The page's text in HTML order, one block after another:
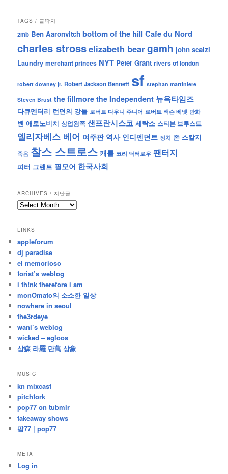
TAGS / 글딱지
2mb Ben Aaronvitch bottom of the hill Cafe du Nord
charles strosselizabeth beargamh john scalzi
Laundry merchant princes NYT Peter Grant rivers of london
robert downey jr. Robert Jackson Bennett sf stephan martiniere
Steven Brust the fillmore the Independent 뉴욕타임즈
다큐멘터리 런던의 강들 로버트 다우니 주니어 로버트 잭슨 베넷 만화
벤 애로노비치 상업왕족 샌프란시스코 세탁소 스티븐 브루스트
엘리자베스 베어 여주판 역사 인디펜던트 정치 존 스칼지
죽음 찰스 스트로스 캐롤 코리 닥터로우 팬터지
피터 그랜트 필모어 한국사회
ARCHIVES / 지난글
archives
난
글
LINKS
appleforum
dj paradise
el memorioso
forist’s weblog
i th!nk therefore i am
monOmato의 소소한 일상
nowhere in seoul
the3rdeye
wani’s weblog
wicked – egloos
삼森 라羅 만萬 상象
MUSIC
kn mixcast
pitchfork
pop77 on tubmlr
takeaway shows
팝77 | pop77
META
Log in